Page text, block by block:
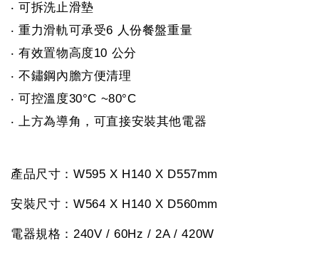
‧ 可拆洗止滑墊
‧ 重力滑軌可承受6 人份餐盤重量
‧ 有效置物高度10 公分
‧ 不鏽鋼內膽方便清理
‧ 可控溫度30°C ~80°C
‧ 上方為導角，可直接安裝其他電器
產品尺寸：W595 X H140 X D557mm
安裝尺寸：W564 X H140 X D560mm
電器規格：240V / 60Hz / 2A / 420W